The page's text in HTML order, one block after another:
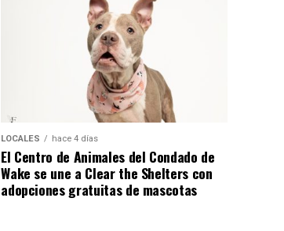
LOCALES hace 4 días
El Centro de Animales del Condado de
Wake se une a Clear the Shelters con
adopciones gratuitas de mascotas